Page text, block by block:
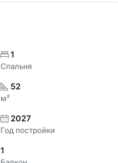
1
Спальня
52
м²
2027
Год постройки
1